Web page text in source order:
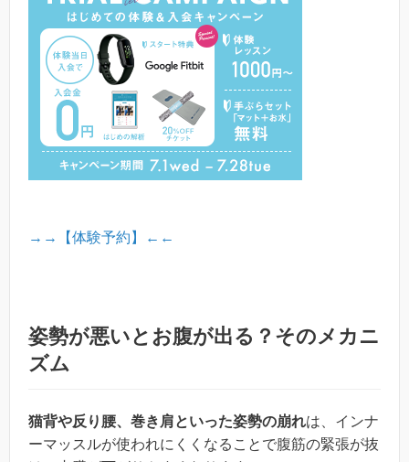
→→【体験予約】←←
姿勢が悪いとお腹が出る？そのメカニ
ズム
猫背や反り腰、巻き肩といった姿勢の崩れは、インナ
ーマッスルが使われにくくなることで腹筋の緊張が抜